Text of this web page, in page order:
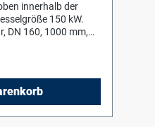
innerhalb der
150 kW.
DN 160, 1000 mm,